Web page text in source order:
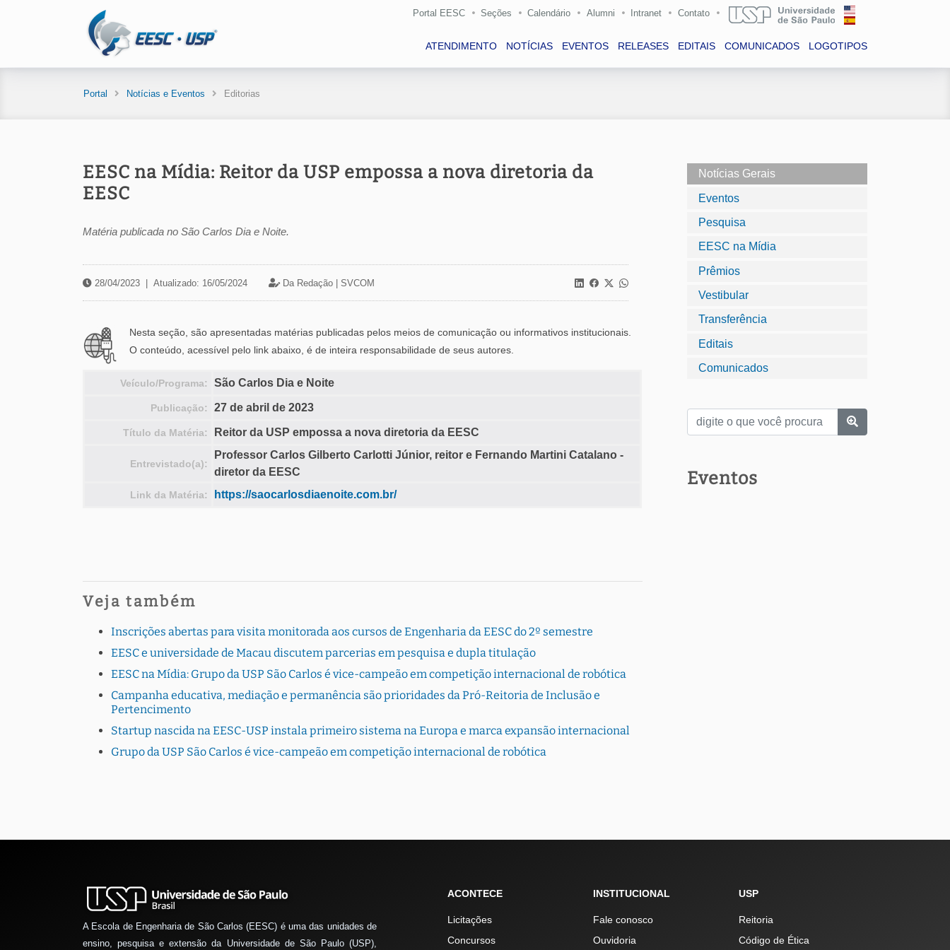
Portal EESC Seções Calendário Alumni Intranet Contato
ATENDIMENTO NOTÍCIAS EVENTOS RELEASES EDITAIS COMUNICADOS LOGOTIPOS
Portal Notícias e Eventos Editorias
EESC na Mídia: Reitor da USP empossa a nova diretoria da
EESC
Matéria publicada no São Carlos Dia e Noite.
28/04/2023 Atualizado: 16/05/2024 Da Redação | SVCOM
Nesta seção, são apresentadas matérias publicadas pelos meios de comunicação ou informativos institucionais.
O conteúdo, acessível pelo link abaixo, é de inteira responsabilidade de seus autores.
Veículo/Programa: São Carlos Dia e Noite
Publicação: 27 de abril de 2023
Título da Matéria: Reitor da USP empossa a nova diretoria da EESC
Entrevistado(a):
Professor Carlos Gilberto Carlotti Júnior, reitor e Fernando Martini Catalano -
diretor da EESC
Link da Matéria: https://saocarlosdiaenoite.com.br/
Veja também
Inscrições abertas para visita monitorada aos cursos de Engenharia da EESC do 2º semestre
EESC e universidade de Macau discutem parcerias em pesquisa e dupla titulação
EESC na Mídia: Grupo da USP São Carlos é vice-campeão em competição internacional de robótica
Campanha educativa, mediação e permanência são prioridades da Pró-Reitoria de Inclusão e
Pertencimento
Startup nascida na EESC-USP instala primeiro sistema na Europa e marca expansão internacional
Grupo da USP São Carlos é vice-campeão em competição internacional de robótica
Notícias Gerais
Eventos
Pesquisa
EESC na Mídia
Prêmios
Vestibular
Transferência
Editais
Comunicados
Eventos
A Escola de Engenharia de São Carlos (EESC) é uma das unidades de
ensino, pesquisa e extensão da Universidade de São Paulo (USP),
ACONTECE
Licitações
Concursos
INSTITUCIONAL
Fale conosco
Ouvidoria
USP
Reitoria
Código de Ética